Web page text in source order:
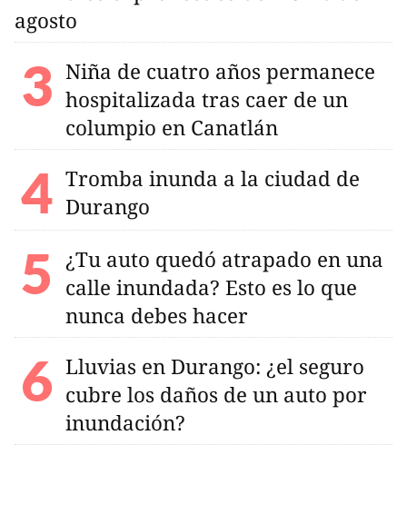
agosto
Niña de cuatro años permanece
hospitalizada tras caer de un
columpio en Canatlán
Tromba inunda a la ciudad de
Durango
¿Tu auto quedó atrapado en una
calle inundada? Esto es lo que
nunca debes hacer
Lluvias en Durango: ¿el seguro
cubre los daños de un auto por
inundación?